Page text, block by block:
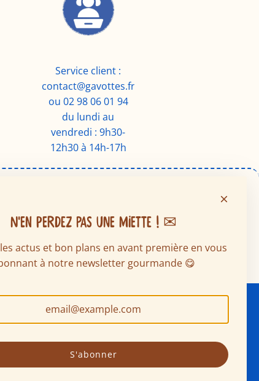
Service client :
contact@gavottes.fr
ou 02 98 06 01 94
du lundi au
vendredi : 9h30-
12h30 à 14h-17h
N'EN PERDEZ PAS UNE MIETTE ! ✉
les actus et bon plans en avant première en vous
à notre newsletter gourmande 😋
S'abonner